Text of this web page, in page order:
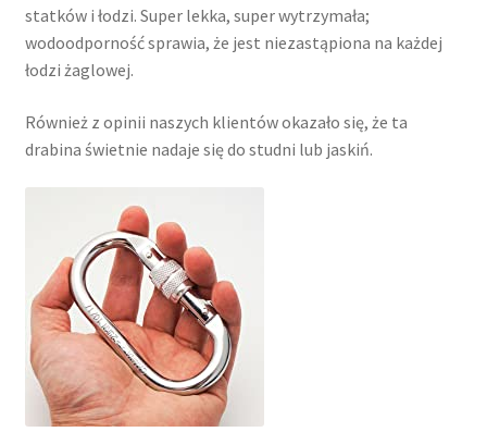
statków i łodzi. Super lekka, super wytrzymała;
wodoodporność sprawia, że jest niezastąpiona na każdej
łodzi żaglowej.
Również z opinii naszych klientów okazało się, że ta
drabina świetnie nadaje się do studni lub jaskiń.